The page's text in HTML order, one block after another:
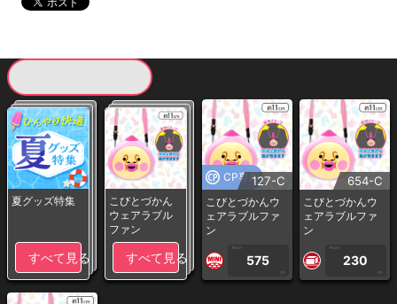
夏グッズ特集
すべて見る
こびとづかん
ウェアラブル
ファン
すべて見る
CP専用127-C
こびとづかんウ
ェアラブルファ
ン
1PLAY
575
CP
654-C
こびとづかんウ
ェアラブルファ
ン
1PLAY
230
CP